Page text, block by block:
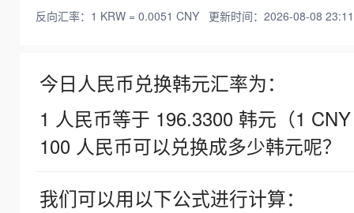
反向汇率：1 KRW = 0.0051 CNY 更新时间：2026-08-08
今日人民币兑换韩元汇率为：
1 人民币等于 196.3300 韩元（1
100 人民币可以兑换成多少韩元呢？
我们可以用以下公式进行计算：